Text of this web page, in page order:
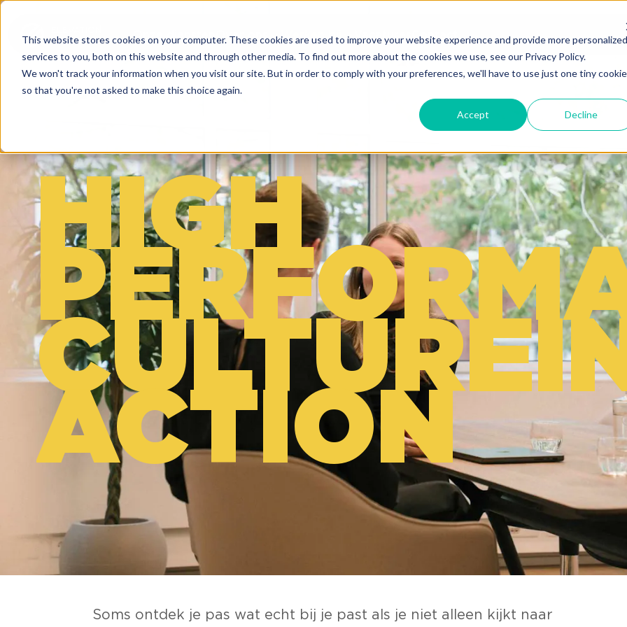
This website stores cookies on your computer. These cookies are used to improve your website experience and provide more personalized
services to you, both on this website and through other media. To find out more about the cookies we use, see our Privacy Policy.
We won't track your information when you visit our site. But in order to comply with your preferences, we'll have to use just one tiny cookie
so that you're not asked to make this choice again.
Accept Decline
Onze diensten Over ons Werken bij Contact
HIGH
CULTURE
ACTION
Soms ontdek je pas wat echt bij je past als je niet alleen kijkt naar